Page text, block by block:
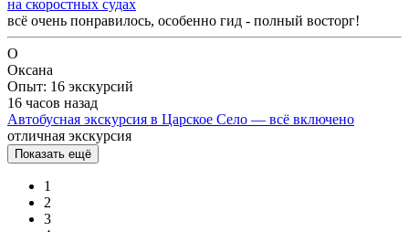
на скоростных судах
всё очень понравилось, особенно гид - полный восторг!
О
Оксана
Опыт: 16 экскурсий
16 часов назад
Автобусная экскурсия в Царское Село — всё включено
отличная экскурсия
Показать ещё
1
2
3